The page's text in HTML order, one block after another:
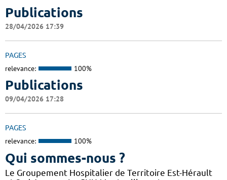
Publications
28/04/2026 17:39
PAGES
relevance: 100%
Publications
09/04/2026 17:28
PAGES
relevance: 100%
Qui sommes-nous ?
Le Groupement Hospitalier de Territoire Est-Hérault